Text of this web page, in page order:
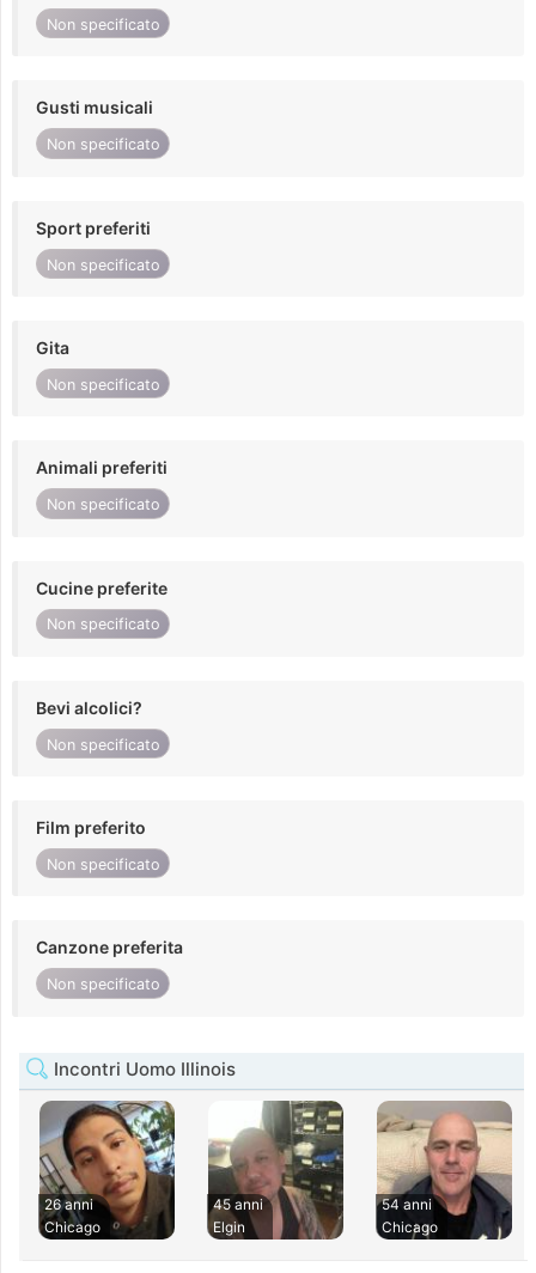
Non specificato
Gusti musicali
Non specificato
Sport preferiti
Non specificato
Gita
Non specificato
Animali preferiti
Non specificato
Cucine preferite
Non specificato
Bevi alcolici?
Non specificato
Film preferito
Non specificato
Canzone preferita
Non specificato
Incontri Uomo Illinois
26 anni
Chicago
45 anni
Elgin
54 anni
Chicago